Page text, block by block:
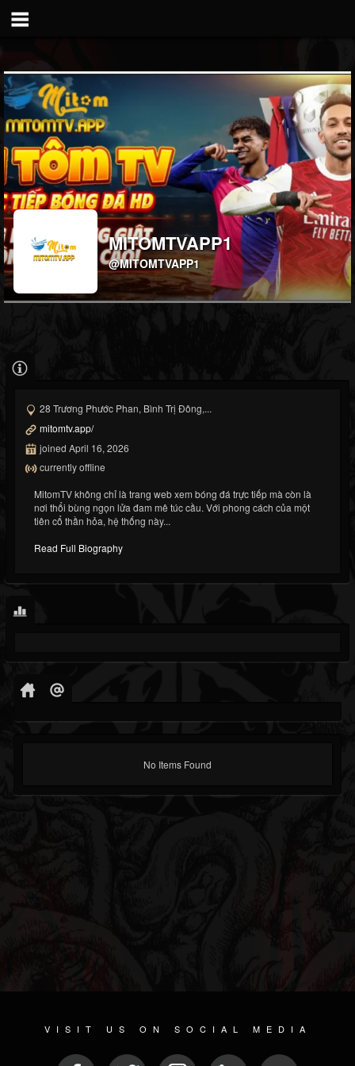
MITOMTVAPP1
@MITOMTVAPP1
28 Trương Phước Phan, Bình Trị Đông,...
mitomtv.app/
joined April 16, 2026
currently offline
MitomTV không chỉ là trang web xem bóng đá trực tiếp mà còn là
nơi thổi bùng ngọn lửa đam mê túc cầu. Với phong cách của một
tiên cổ thần hỏa, hệ thống này...
Read Full Biography
No Items Found
VISIT US ON SOCIAL MEDIA